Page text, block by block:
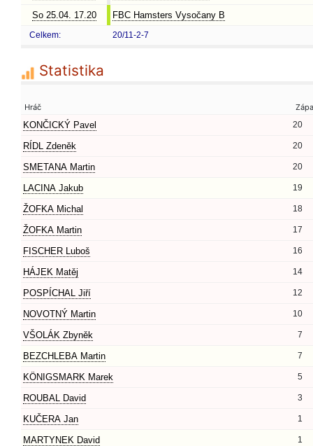
So 25.04. 17.20
FBC Hamsters Vysočany B
Celkem: 20/11-2-7
Statistika
Hráč
KONČICKÝ Pavel 20
RÍDL Zdeněk 20
SMETANA Martin 20
LACINA Jakub 19
ŽOFKA Michal 18
ŽOFKA Martin 17
FISCHER Luboš 16
HÁJEK Matěj 14
POSPÍCHAL Jiří 12
NOVOTNÝ Martin 10
VŠOLÁK Zbyněk 7
BEZCHLEBA Martin 7
KÖNIGSMARK Marek 5
ROUBAL David 3
KUČERA Jan 1
MARTYNEK David 1